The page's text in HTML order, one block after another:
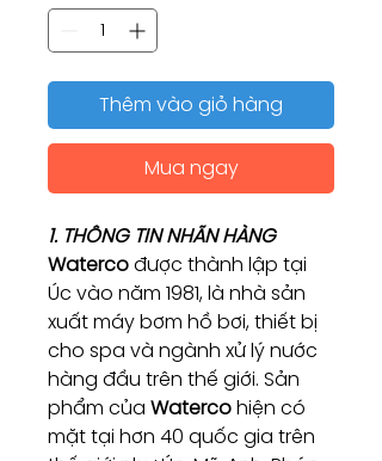
Thêm vào giỏ hàng
Mua ngay
1. THÔNG TIN NHÃN HÀNG
Watercođược thành lập tại
Úc vào năm 1981, là nhà sản
xuất máy bơm hồ bơi, thiết bị
cho spa và ngành xử lý nước
hàng đầu trên thế giới. Sản
phẩm của Watercohiện có
mặt tại hơn 40 quốc gia trên